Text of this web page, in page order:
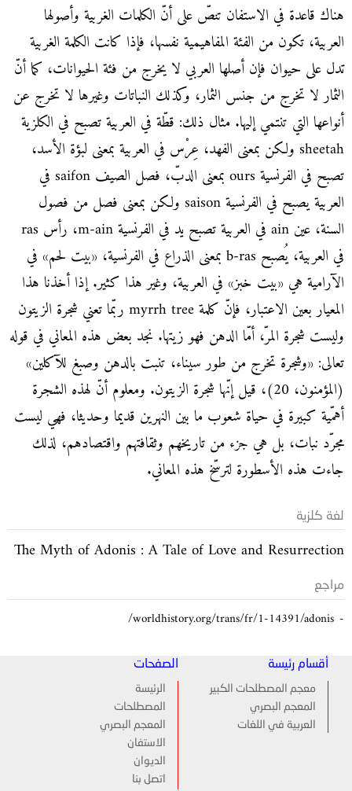
هناك قاعدة في الاستفان تنصّ على أنّ الكلمات الغربية وأصولها
العربية، تكون من الفئة المفاهيمية نفسها، فإذا كانت الكلمة الغربية
تدل على حيوان فإن أصلها العربي لا يخرج من فئة الحيوانات، كما أنّ
الثمار لا تخرج من جنس الثمار، وكذلك النباتات وغيرها لا تخرج عن
أنواعها التي تنتمي إليها. مثال ذلك: قطّة في العربية تصبح في الكلزية
sheetah ولكن بمعنى الفهد، عِرْس في العربية بمعنى لبؤة الأسد،
تصبح في الفرنسية ours بمعنى الدبّ، فصل الصيف saifon في
العربية يصبح في الفرنسية saison ولكن بمعنى فصل من فصول
السنة، عين ain في العربية تصبح يد في الفرنسية m-ain، رأس ras
في العربية، يُصبح b-ras بمعنى الذراع في الفرنسية، «بيت لحم» في
الآرامية هي «بيت خبز» في العربية، وغير هذا كثير. إذا أخذنا هذا
المعيار بعين الاعتبار، فإنّ كلمة myrrh tree ربّما تعني شجرة الزيتون
وليست شجرة المرّ، أمّا الدهن فهو زيتها. نجد بعض هذه المعاني في قوله
تعالى: «وشجرة تخرج من طور سيناء، تنبت بالدهن وصبغ للآكلين»
(المؤمنون، 20)، قيل إنّها شجرة الزيتون. ومعلوم أنّ لهذه الشجرة
أهمّية كبيرة في حياة شعوب ما بين النهرين قديما وحديثا، فهي ليست
مجرّد نبات، بل هي جزء من تاريخهم وثقافتهم واقتصادهم، لذلك
جاءت هذه الأسطورة لترسّخ هذه المعاني.
لغة كلزية
The Myth of Adonis : A Tale of Love and Resurrection
مراجع
worldhistory.org/trans/fr/1-14391/adonis/
أقسام رئيسة
معجم المصطلحات الكبير
المعجم البصري
العربية في اللغات
الصفحات
الرئيسة
المصطلحات
المعجم البصري
الاستفان
الديوان
اتصل بنا